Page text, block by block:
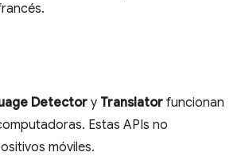
Detector y Translator funcionan
Estas APIs no
móviles.